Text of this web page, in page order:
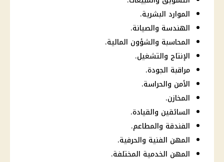
الموارد البشرية.
الهندسة والصيانة.
المحاسبة والشؤون المالية.
الإنتاج والتشغيل.
مراقبة الجودة.
الأمن والحراسة.
المخازن.
السائقين والقيادة.
الفندقة والمطاعم.
المهن الفنية والحرفية.
المهن الخدمية المختلفة.